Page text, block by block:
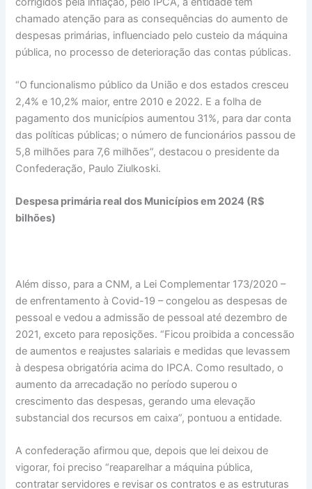
chamado atenção para as consequências do aumento de
despesas primárias, influenciado pelo custeio da máquina
pública, no processo de deterioração das contas públicas.
“O funcionalismo público da União e dos estados cresceu
2,4% e 10,2% maior, entre 2010 e 2022. E a folha de
pagamento dos municípios aumentou 31%, para dar conta
das políticas públicas; o número de funcionários passou de
5,8 milhões para 7,6 milhões”, destacou o presidente da
Confederação, Paulo Ziulkoski.
Despesa primária real dos Municípios em 2024 (R$
bilhões)
Além disso, para a CNM, a Lei Complementar 173/2020 –
de enfrentamento à Covid-19 – congelou as despesas de
pessoal e vedou a admissão de pessoal até dezembro de
2021, exceto para reposições. “Ficou proibida a concessão
de aumentos e reajustes salariais e medidas que levassem
à despesa obrigatória acima do IPCA. Como resultado, o
aumento da arrecadação no período superou o
crescimento das despesas, gerando uma elevação
substancial dos recursos em caixa”, pontuou a entidade.
A confederação afirmou que, depois que lei deixou de
vigorar, foi preciso “reaparelhar a máquina pública,
contratar servidores e revisar os contratos e as estruturas